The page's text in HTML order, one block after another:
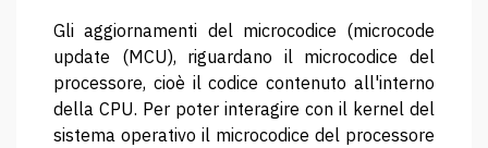
Gli aggiornamenti del microcodice (microcode
update (MCU), riguardano il microcodice del
processore, cioè il codice contenuto all'interno
della CPU. Per poter interagire con il kernel del
sistema operativo il microcodice del processore